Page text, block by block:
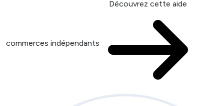
commerces indépendants
Découvrez cette aide